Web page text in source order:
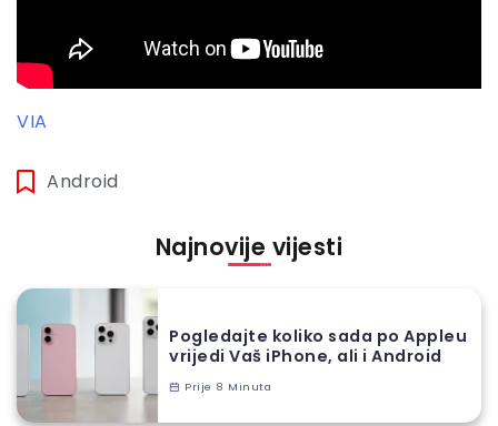
VIA
Android
Najnovije vijesti
Pogledajte koliko sada po Appleu
vrijedi Vaš iPhone, ali i Android
Prije 8 Minuta